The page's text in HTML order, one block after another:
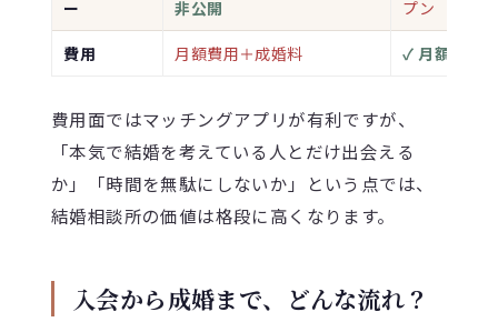
ー
非公開
プン
費用 月額費用＋成婚料 ✓ 月額数千
費用面ではマッチングアプリが有利ですが、
「本気で結婚を考えている人とだけ出会える
か」「時間を無駄にしないか」という点では、
結婚相談所の価値は格段に高くなります。
入会から成婚まで、どんな流れ？